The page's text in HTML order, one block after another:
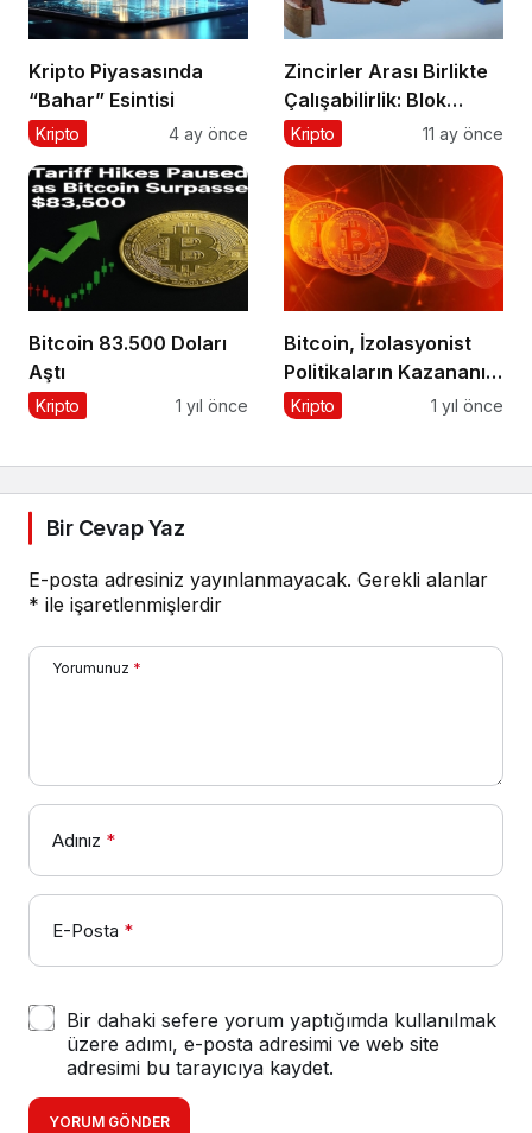
Kripto Piyasasında
“Bahar” Esintisi
Kripto 4 ay önce
Zincirler Arası Birlikte
Çalışabilirlik: Blok
Zincirlerin Geleceği
Kripto 11 ay önce
Bitcoin 83.500 Doları
Aştı
Kripto 1 yıl önce
Bitcoin, İzolasyonist
Politikaların Kazananı
Olabilir
Kripto 1 yıl önce
Bir Cevap Yaz
E-posta adresiniz yayınlanmayacak. Gerekli alanlar
* ile işaretlenmişlerdir
Yorumunuz *
Adınız *
E-Posta *
Bir dahaki sefere yorum yaptığımda kullanılmak
üzere adımı, e-posta adresimi ve web site
adresimi bu tarayıcıya kaydet.
YORUM GÖNDER